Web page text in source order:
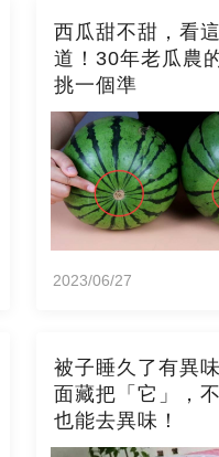
西瓜甜不甜，看
道！30年老瓜農
挑一個準
2023/06/27
被子睡久了有異
面藏把「它」，
也能去異味！